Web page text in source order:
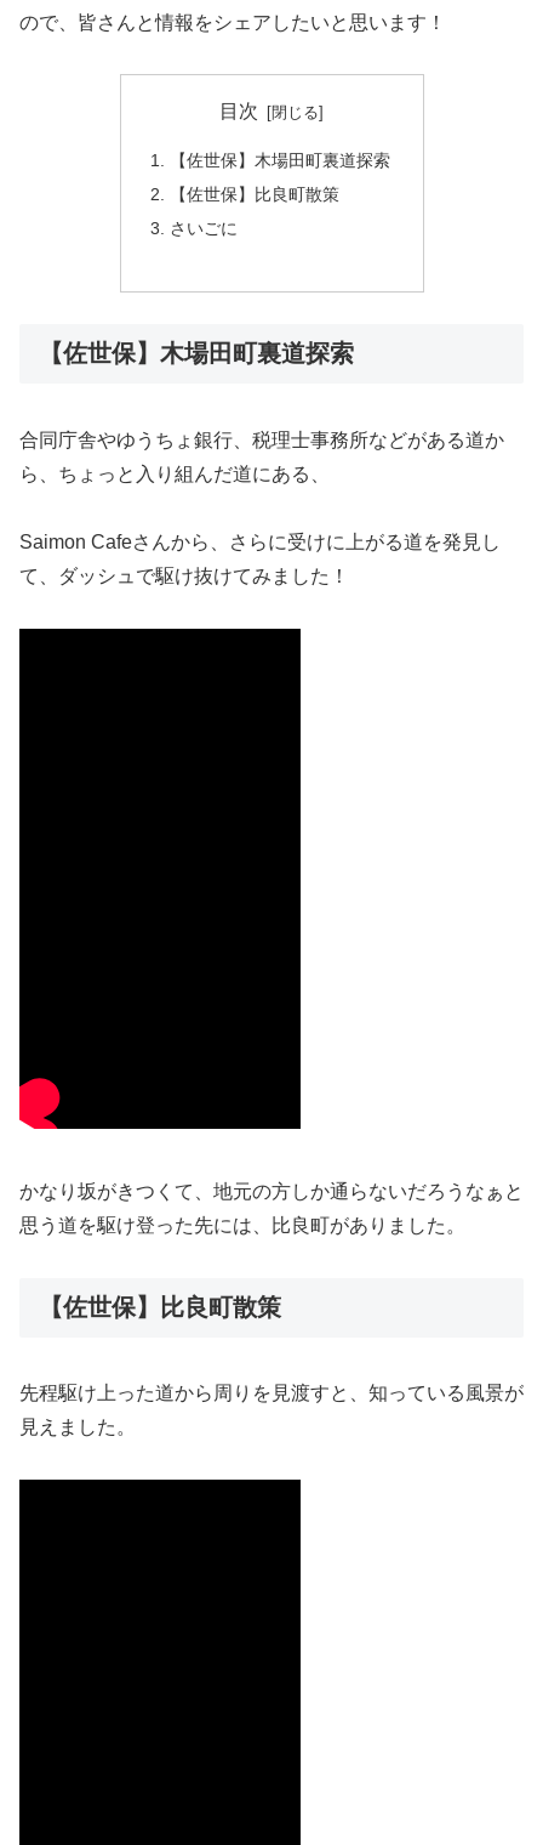
ので、皆さんと情報をシェアしたいと思います！
目次
【佐世保】木場田町裏道探索
【佐世保】比良町散策
さいごに
【佐世保】木場田町裏道探索
合同庁舎やゆうちょ銀行、税理士事務所などがある道か
ら、ちょっと入り組んだ道にある、
Saimon Cafeさんから、さらに受けに上がる道を発見し
て、ダッシュで駆け抜けてみました！
かなり坂がきつくて、地元の方しか通らないだろうなぁと
思う道を駆け登った先には、比良町がありました。
【佐世保】比良町散策
先程駆け上った道から周りを見渡すと、知っている風景が
見えました。